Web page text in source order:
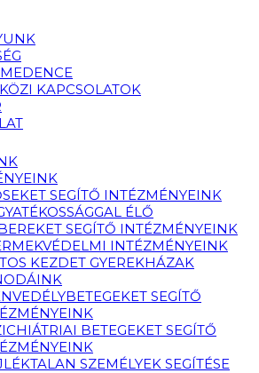
KAPCSOLATOK
SEGÍTŐ INTÉZMÉNYEINK
ÉLŐ
SEGÍTŐ INTÉZMÉNYEINK
INTÉZMÉNYEINK
KEZDET GYEREKHÁZAK
SEGÍTŐ
BETEGEKET SEGÍTŐ
SZEMÉLYEK SEGÍTÉSE